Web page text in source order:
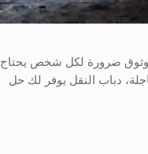
موثوق ضرورة لكل شخص يحتاج
دباب النقل يوفر لك حل